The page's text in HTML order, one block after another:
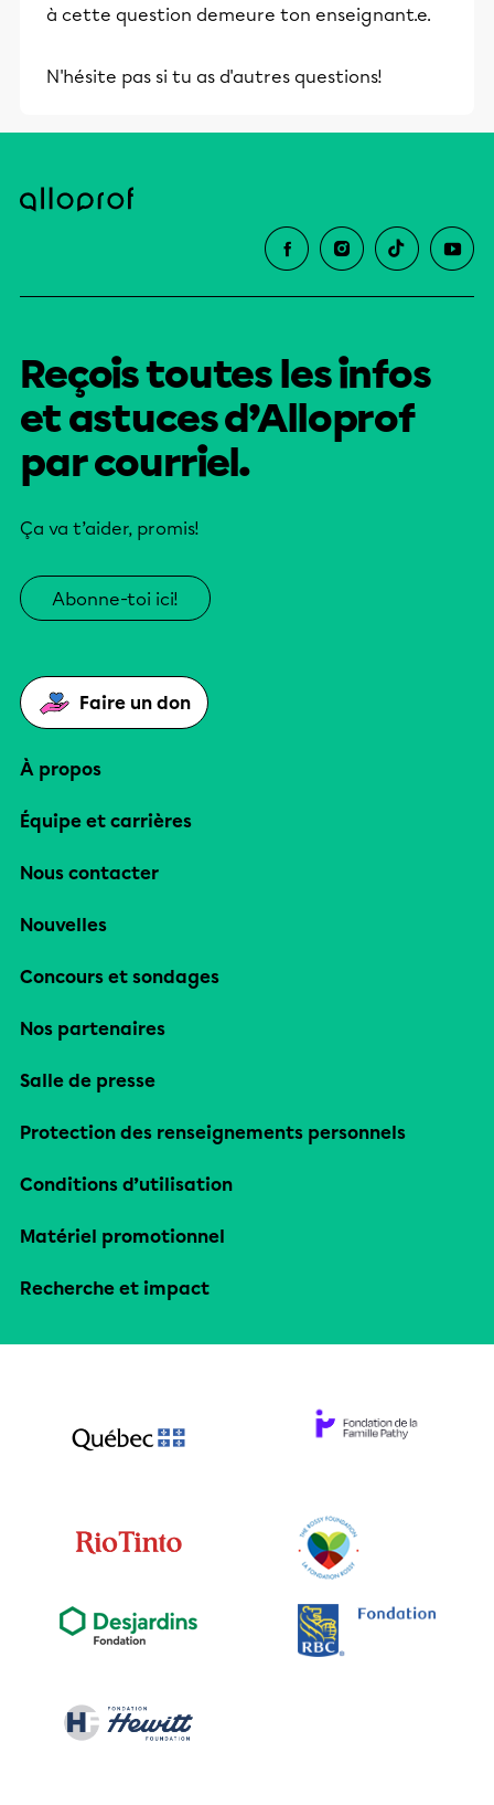
à cette question demeure ton enseignant.e.
N'hésite pas si tu as d'autres questions!
Reçois toutes les infos
et astuces d’Alloprof
par courriel.
Ça va t’aider, promis!
Abonne-toi ici!
Faire un don
À propos
Équipe et carrières
Nous contacter
Nouvelles
Concours et sondages
Nos partenaires
Salle de presse
Protection des renseignements personnels
Conditions d’utilisation
Matériel promotionnel
Recherche et impact